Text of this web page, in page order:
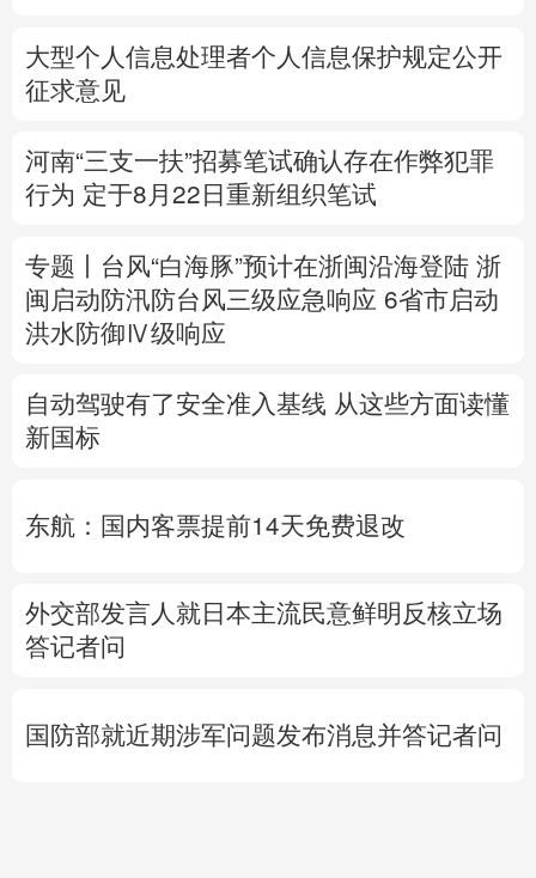
大型个人信息处理者个人信息保护规定公开
征求意见
河南“三支一扶”招募笔试确认存在作弊犯罪
行为 定于8月22日重新组织笔试
专题丨 台风“白海豚”预计在浙闽沿海登陆 浙
闽启动防汛防台风三级应急响应 6省市启动
洪水防御Ⅳ级响应
自动驾驶有了安全准入基线 从这些方面读懂
新国标
东航：国内客票提前14天免费退改
外交部发言人就日本主流民意鲜明反核立场
答记者问
国防部就近期涉军问题发布消息并答记者问